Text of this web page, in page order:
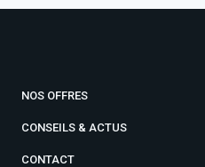
NOS OFFRES
CONSEILS & ACTUS
CONTACT